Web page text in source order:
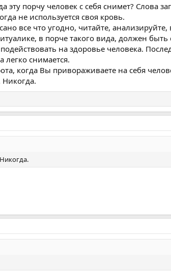
эту порчу человек с себя снимет? Слова
не используется своя кровь.
все что угодно, читайте,
в порче такого вида, должен быть
на здоровье человека.
легко снимается.
когда Вы привораживаете на себя